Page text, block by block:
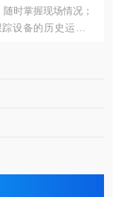
时掌握现场情况；
设备的历史运行状
备故障状态和故障
不用去现场出差，
助客户随时查看设